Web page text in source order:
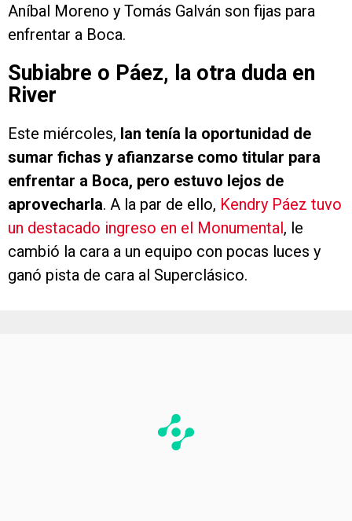
Aníbal Moreno y Tomás Galván son fijas para
enfrentar a Boca.
Subiabre o Páez, la otra duda en
River
Este miércoles, Ian tenía la oportunidad de
sumar fichas y afianzarse como titular para
enfrentar a Boca, pero estuvo lejos de
aprovecharla. A la par de ello, Kendry Páez tuvo
un destacado ingreso en el Monumental, le
cambió la cara a un equipo con pocas luces y
ganó pista de cara al Superclásico.